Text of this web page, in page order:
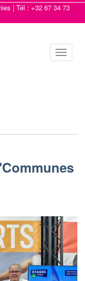
| Tél : +32 67 34 73
Toggle